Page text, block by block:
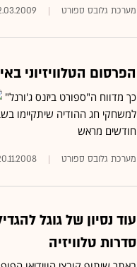
מערכת גלובס ספורט
הפרסום הטלוויזיוני
כך מדווח ה"ספורט ביזנס ג'ורנל"
למשחקי חג ההודיה שיתקיימו
חודשים מראש
מערכת גלובס ספורט
סדרות טלוויזיה